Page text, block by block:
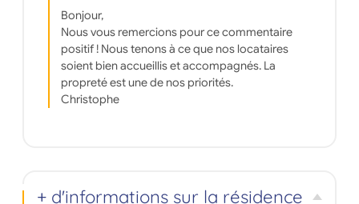
Bonjour,
Nous vous remercions pour ce commentaire
positif ! Nous tenons à ce que nos locataires
soient bien accueillis et accompagnés. La
propreté est une de nos priorités.
Christophe
+ d'informations sur la résidence